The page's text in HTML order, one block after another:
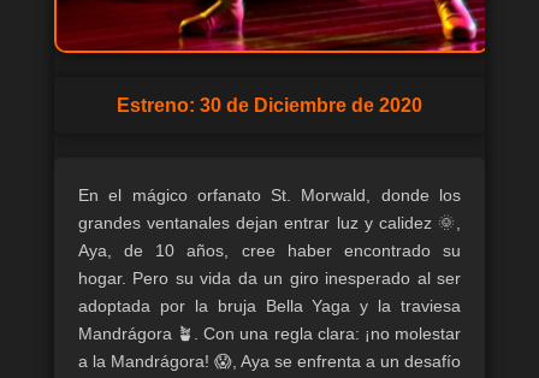
Estreno: 30 de Diciembre de 2020
En el mágico orfanato St. Morwald, donde los
grandes ventanales dejan entrar luz y calidez 🌞,
Aya, de 10 años, cree haber encontrado su
hogar. Pero su vida da un giro inesperado al ser
adoptada por la bruja Bella Yaga y la traviesa
Mandrágora 🪴. Con una regla clara: ¡no molestar
a la Mandrágora! 😱, Aya se enfrenta a un desafío